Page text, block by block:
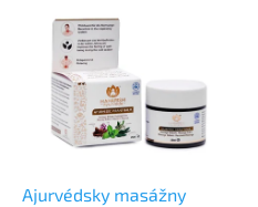
Ajurvédsky masážny